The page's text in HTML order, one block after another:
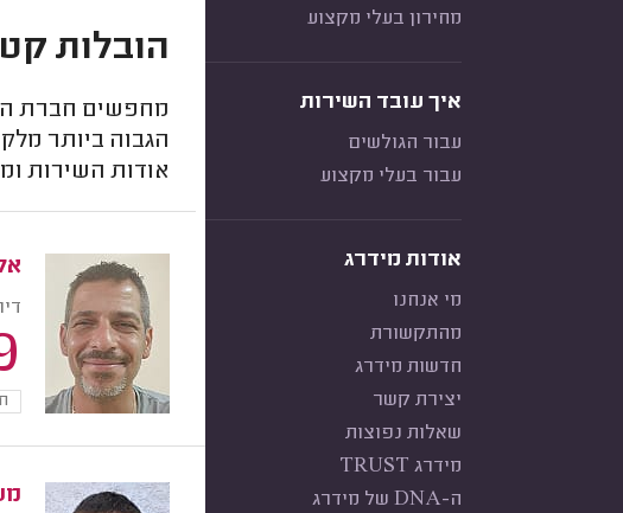
מחירון בעלי מקצוע
איך עובד השירות
עבור הגולשים
עבור בעלי מקצוע
אודות מידרג
מי אנחנו
מהתקשורת
חדשות מידרג
יצירת קשר
שאלות נפוצות
מידרג TRUST
ה-DNA של מידרג
הובלות
מחפשים חברת
הגבוה ביותר
אודות השירות